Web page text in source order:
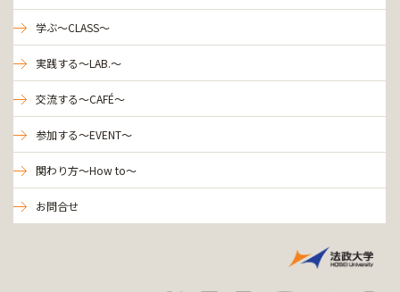
学ぶ～CLASS～
実践する～LAB.～
交流する～CAFÉ～
参加する～EVENT～
関わり方～How to～
お問合せ